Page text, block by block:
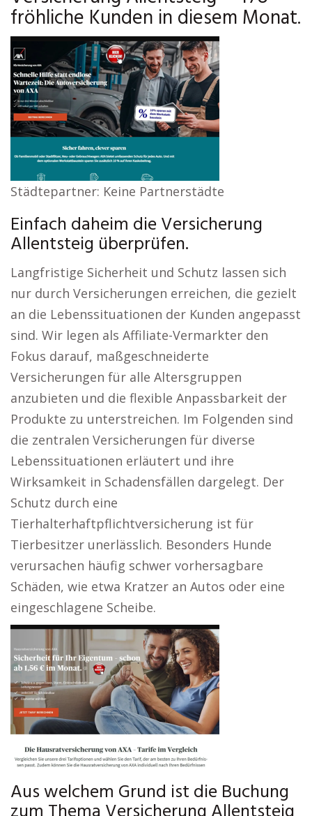
fröhliche Kunden in diesem Monat.
Städtepartner: Keine Partnerstädte
Einfach daheim die Versicherung
Allentsteig überprüfen.
Langfristige Sicherheit und Schutz lassen sich
nur durch Versicherungen erreichen, die gezielt
an die Lebenssituationen der Kunden angepasst
sind. Wir legen als Affiliate-Vermarkter den
Fokus darauf, maßgeschneiderte
Versicherungen für alle Altersgruppen
anzubieten und die flexible Anpassbarkeit der
Produkte zu unterstreichen. Im Folgenden sind
die zentralen Versicherungen für diverse
Lebenssituationen erläutert und ihre
Wirksamkeit in Schadensfällen dargelegt. Der
Schutz durch eine
Tierhalterhaftpflichtversicherung ist für
Tierbesitzer unerlässlich. Besonders Hunde
verursachen häufig schwer vorhersagbare
Schäden, wie etwa Kratzer an Autos oder eine
eingeschlagene Scheibe.
Aus welchem Grund ist die Buchung